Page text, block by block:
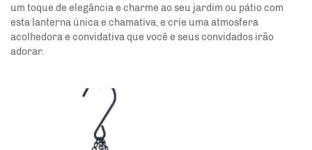
um toque de elegância e charme ao seu jardim ou pátio com
esta lanterna única e chamativa, e crie uma atmosfera
acolhedora e convidativa que você e seus convidados irão
adorar.